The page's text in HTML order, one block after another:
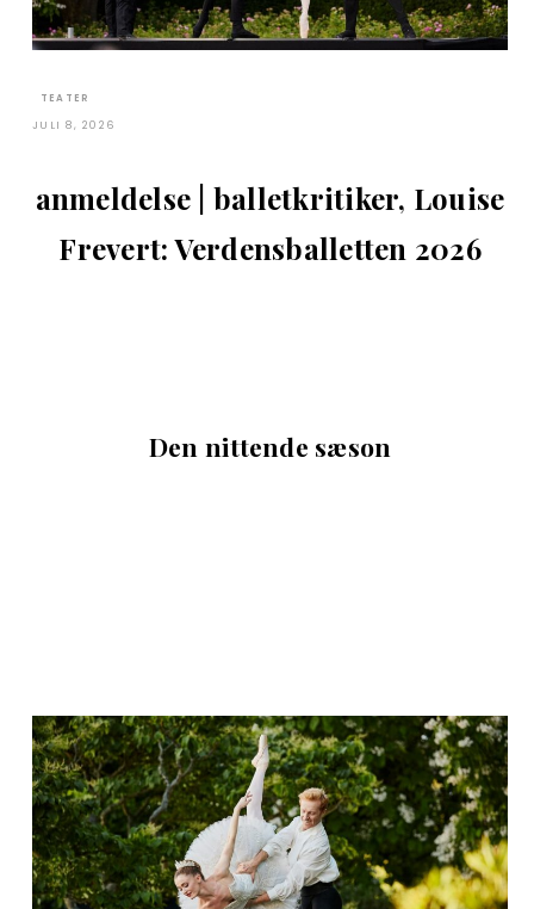
TEATER
JULI 8, 2026
anmeldelse | balletkritiker, Louise
Frevert: Verdensballetten 2026
Den nittende sæson